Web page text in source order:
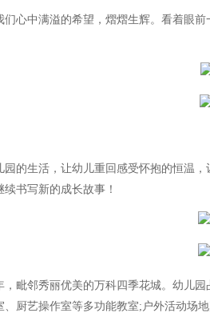
中满溢的希望，熠熠生辉。看着眼前
生活，让幼儿重回感受怀抱的恒温，
书写新的成长故事！
邻秀丽优美的万科四季花城。幼儿园
厨艺操作室等多功能教室;户外活动场